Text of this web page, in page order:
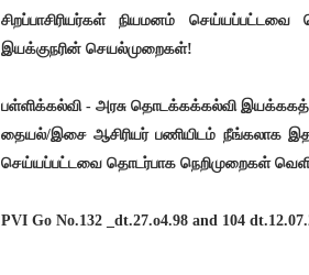
சிறப்பாசிரியர்கள் நியமனம்
இயக்குநரின் செயல்முறைகள்!
பள்ளிக்கல்வி - அரசு தொடக்கக்கல்வி
தையல்/இசை ஆசிரியர் பணியிடம் நீங்கலாக
செய்யப்பட்டவை தொடர்பாக நெறிமுறைகள்
PVI Go No.132 _dt.27.o4.98 and 104